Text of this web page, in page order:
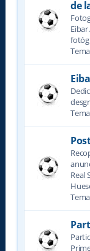
de
Real